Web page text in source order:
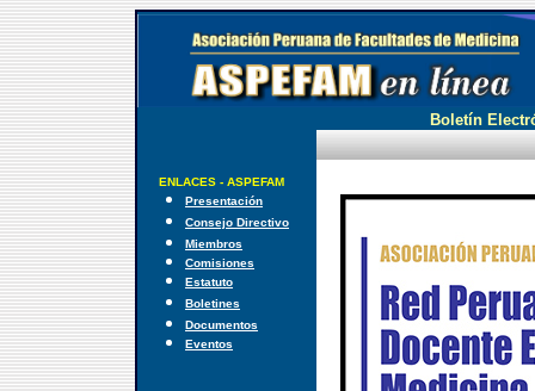
Boletín
ENLACES - ASPEFAM
Presentación
Consejo Directivo
Miembros
Comisiones
Estatuto
Boletines
Documentos
Eventos